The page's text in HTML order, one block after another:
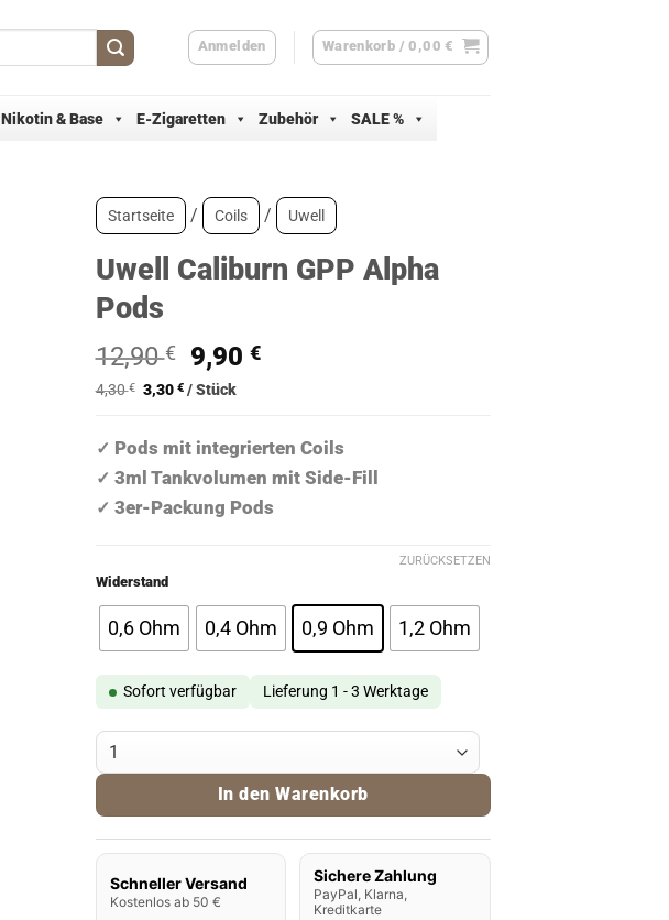
Anmelden Warenkorb /0,00€
Nikotin & Base E-Zigaretten Zubehör SALE %
Startseite / Coils / Uwell
Uwell Caliburn GPP Alpha
Pods
12,90€
Ursprünglicher
Preis
12,90 €
9,90 €Aktueller
9,90 €.
4,30€ 3,30 €/Stück
✓ Pods mit integrierten Coils
✓ 3ml Tankvolumen mit Side-Fill
✓ 3er-Packung Pods
Widerstand
0,6 Ohm 0,4 Ohm 0,9 Ohm 1,2 Ohm
ZURÜCKSETZEN
Sofort verfügbar Lieferung 1 - 3 Werktage
Uwell Caliburn GPP Alpha Pods Menge
In den Warenkorb
Schneller Versand
Kostenlos ab 50 €
Sichere Zahlung
PayPal, Klarna,
Kreditkarte